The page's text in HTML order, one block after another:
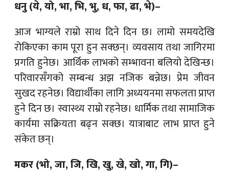
धनु (ये, यो, भा, भि, भु, ध, फा, ढा, भे)–
आज भाग्यले राम्रो साथ दिने दिन छ। लामो समयदेखि
रोकिएका काम पूरा हुन सक्छन्। व्यवसाय तथा जागिरमा
प्रगति हुनेछ। आर्थिक लाभको सम्भावना बलियो देखिन्छ।
परिवारसँगको सम्बन्ध अझ नजिक बन्नेछ। प्रेम जीवन
सुखद रहनेछ। विद्यार्थीका लागि अध्ययनमा सफलता प्राप्त
हुने दिन छ। स्वास्थ्य राम्रो रहनेछ। धार्मिक तथा सामाजिक
कार्यमा सक्रियता बढ्न सक्छ। यात्राबाट लाभ प्राप्त हुने
संकेत छन्।
मकर (भो, जा, जि, खि, खु, खे, खो, गा, गि)–